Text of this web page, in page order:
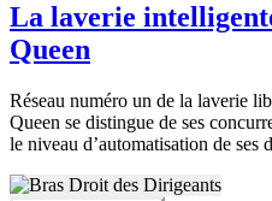
La laverie
Queen
Réseau numéro un de la laverie
Queen se distingue de ses
le niveau d’automatisation de ses